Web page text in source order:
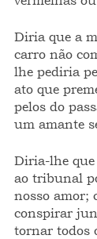
Diria que a
carro não
lhe pediria
ato que
pelos do
um amante
Diria-lhe
ao tribunal
nosso amor;
conspirar
tornar todos